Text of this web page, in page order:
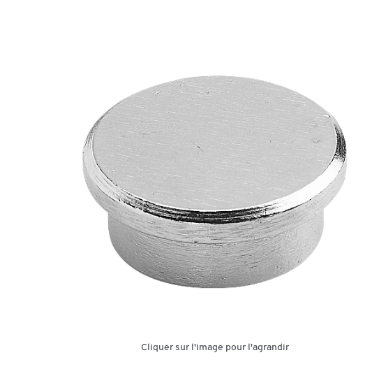
Cliquer sur l'image pour l'agrandir